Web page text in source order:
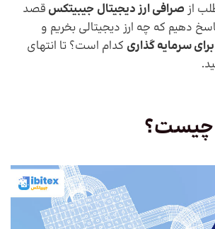
از صرافی ارز دیجیتال جیبیتکس قصد
دهیم که چه ارز دیجیتالی بخریم و
سرمایه گذاری کدام است؟ تا انتهای
چیست؟